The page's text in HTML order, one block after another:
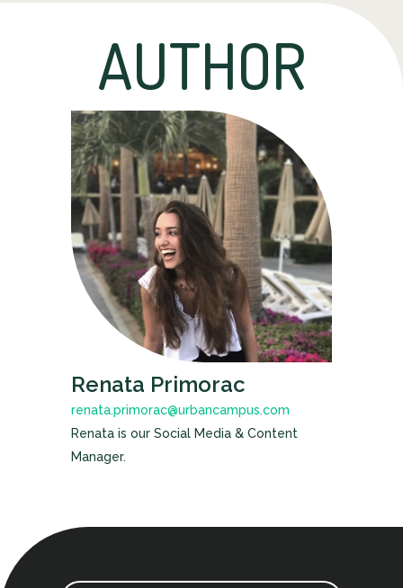
AUTHOR
Renata Primorac
renata.primorac@urbancampus.com
Renata is our Social Media & Content
Manager.